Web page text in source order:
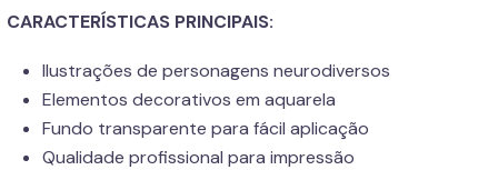
CARACTERÍSTICAS PRINCIPAIS:
Ilustrações de personagens neurodiversos
Elementos decorativos em aquarela
Fundo transparente para fácil aplicação
Qualidade profissional para impressão